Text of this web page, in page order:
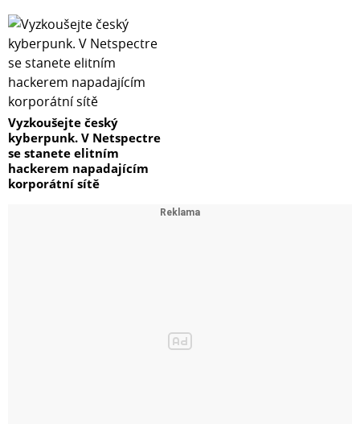
Vyzkoušejte český
kyberpunk. V Netspectre
se stanete elitním
hackerem napadajícím
korporátní sítě